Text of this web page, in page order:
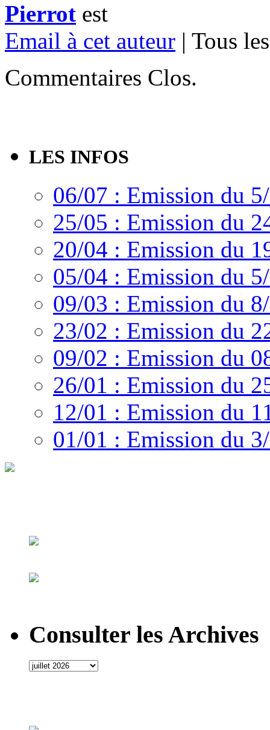
Pierrot est
Email à cet auteur | Tous
Commentaires Clos.
LES INFOS
06/07 : Emission du
25/05 : Emission du
20/04 : Emission du
05/04 : Emission du
09/03 : Emission du
23/02 : Emission du
09/02 : Emission du
26/01 : Emission du
12/01 : Emission du
01/01 : Emission du
Consulter les Archives